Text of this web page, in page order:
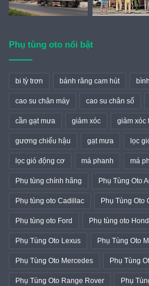
Phụ tùng oto nổi bật
bi tỳ trơn bánh răng cam hút
cao su chân máy cao su chân số
cần gạt mưa giảm xóc giảm xóc
gương chiếu hậu gạt mưa lọc
lọc gió động cơ má phanh má
Phụ tùng chính hãng Phụ Tùng Oto
Phụ tùng oto Cadillac Phụ Tùng Oto
Phụ tùng oto Ford Phụ tùng oto
Phụ Tùng Oto Lexus Phụ Tùng Oto
Phụ Tùng Oto Mercedes Phụ Tùng
Phụ Tùng Oto Range Rover Phụ